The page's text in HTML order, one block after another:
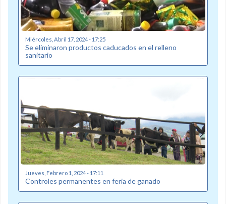
Miércoles, Abril 17, 2024 - 17:25
Se eliminaron productos caducados en el relleno
sanitario
Jueves, Febrero 1, 2024 - 17:11
Controles permanentes en feria de ganado